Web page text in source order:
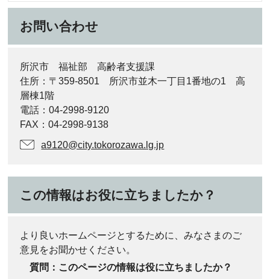
お問い合わせ
所沢市 福祉部 高齢者支援課
住所：〒359-8501 所沢市並木一丁目1番地の1 高
層棟1階
電話：04-2998-9120
FAX：04-2998-9138
a9120@city.tokorozawa.lg.jp
この情報はお役に立ちましたか？
より良いホームページとするために、みなさまのご
意見をお聞かせください。
質問：このページの情報は役に立ちましたか？